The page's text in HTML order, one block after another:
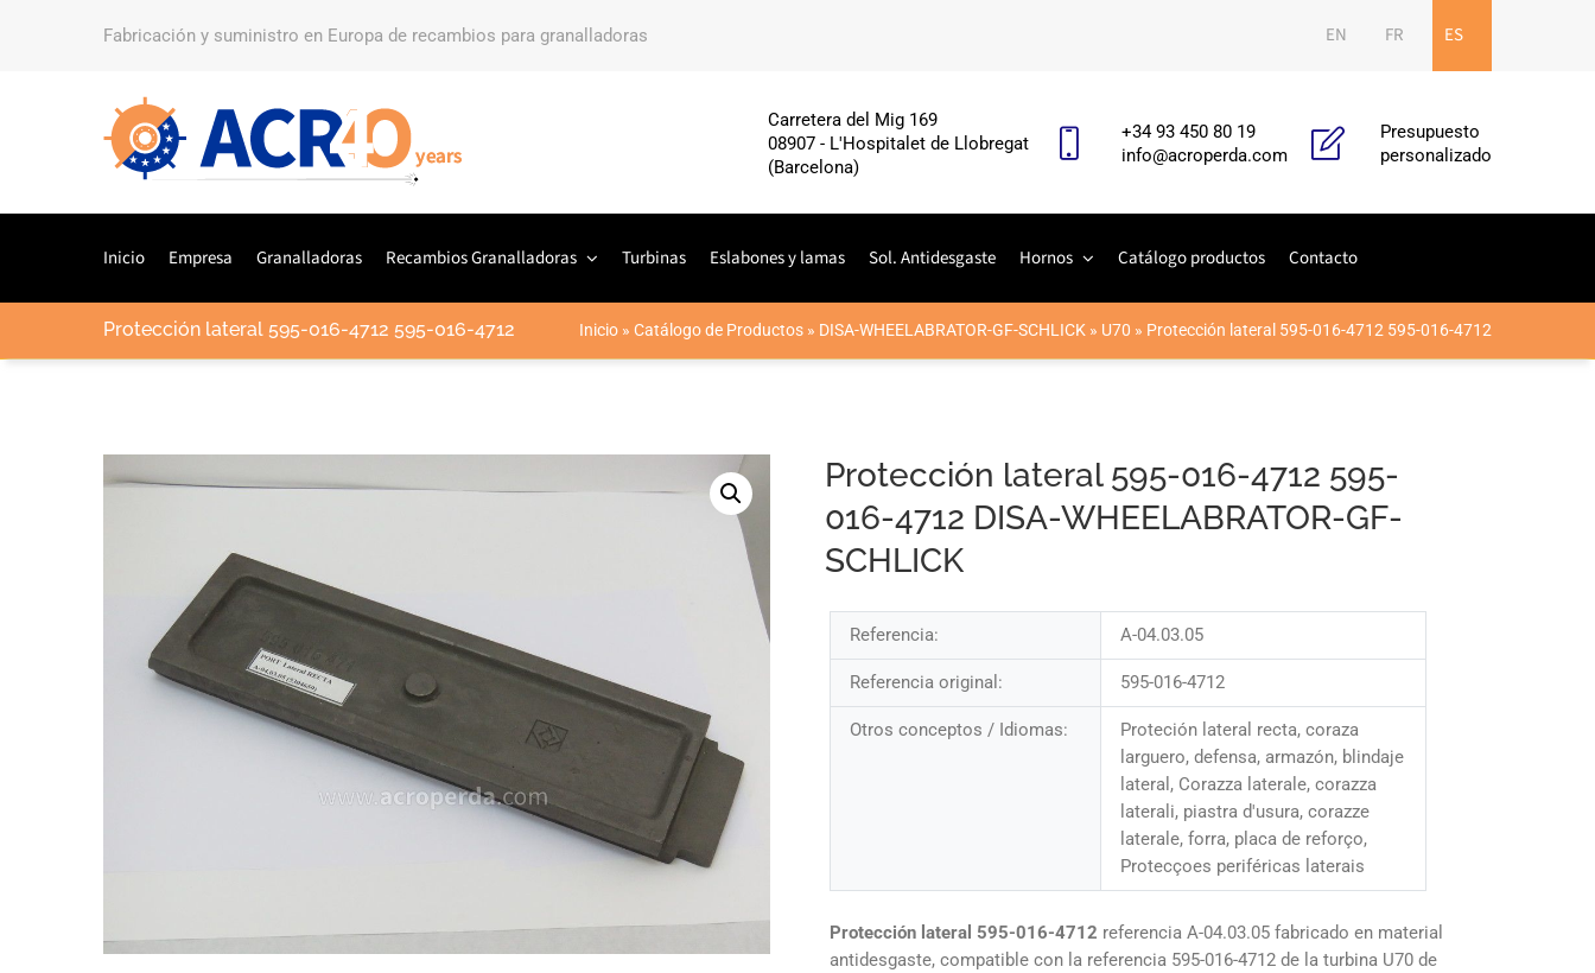
Fabricación y suministro en Europa de recambios para granalladoras EN FR ES
Carretera del Mig 169
08907 - L'Hospitalet de Llobregat
(Barcelona)
+34 93 450 80 19
info@acroperda.com
Presupuesto
personalizado
Inicio Empresa Granalladoras Recambios Granalladoras Turbinas Eslabones y lamas Sol. Antidesgaste Hornos Catálogo productos Contacto
Protección lateral 595-016-4712 595-016-4712 Inicio » Catálogo de Productos » DISA-WHEELABRATOR-GF-SCHLICK » U70 » Protección lateral 595-016-4712 595-016-4712
Protección lateral 595-016-4712 595-
016-4712 DISA-WHEELABRATOR-GF-
SCHLICK
Referencia: A-04.03.05
Referencia original: 595-016-4712
Otros conceptos / Idiomas:
Proteción lateral recta, coraza
larguero, defensa, armazón, blindaje
lateral, Corazza laterale, corazza
laterali, piastra d'usura, corazze
laterale, forra, placa de reforço,
Protecçoes periféricas laterais
Protección lateral 595-016-4712 referencia A-04.03.05 fabricado en material
antidesgaste, compatible con la referencia 595-016-4712 de la turbina U70 de